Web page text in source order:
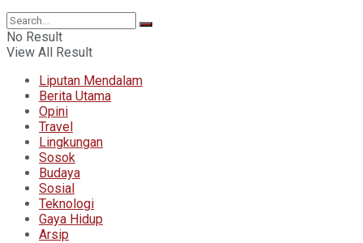
No Result
View All Result
Liputan Mendalam
Berita Utama
Opini
Travel
Lingkungan
Sosok
Budaya
Sosial
Teknologi
Gaya Hidup
Arsip